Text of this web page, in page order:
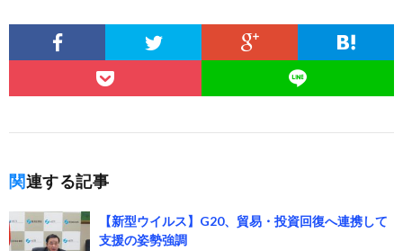
関連する記事
【新型ウイルス】G20、貿易・投資回復へ連携して
支援の姿勢強調